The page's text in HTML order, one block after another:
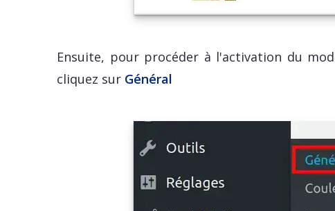
Ensuite, pour procéder à l'activation du
cliquez sur Général